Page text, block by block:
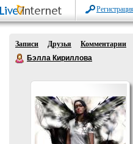
Записи Друзья
Комментарии
Бэлла Кириллова